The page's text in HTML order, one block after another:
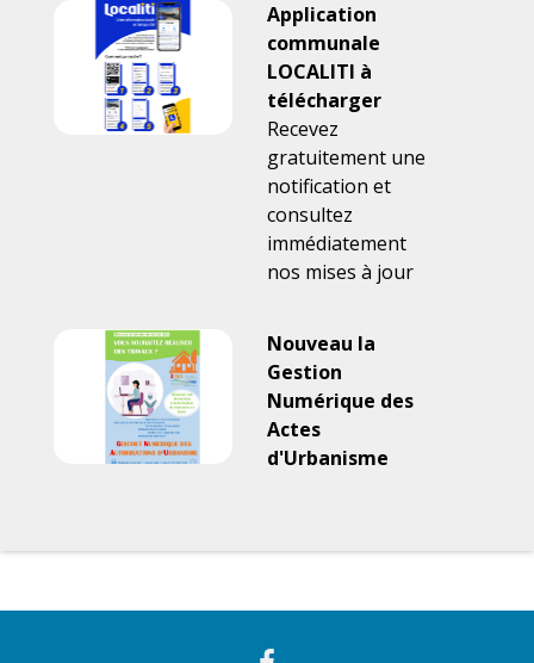
Application
communale
LOCALITI à
télécharger
Recevez
gratuitement une
notification et
consultez
immédiatement
nos mises à jour
Nouveau la
Gestion
Numérique des
Actes
d'Urbanisme